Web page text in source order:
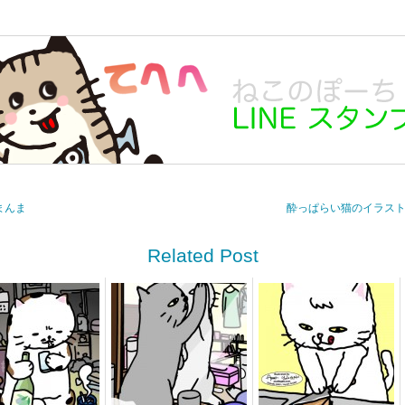
んま 酔っぱらい猫のイラス
Related Post